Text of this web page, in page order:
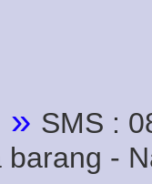
» SMS :
-